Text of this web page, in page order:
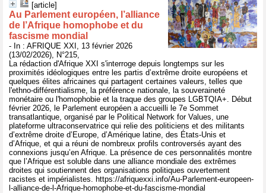
[article]
Au Parlement européen, l’alliance
de l’Afrique homophobe et du
fascisme mondial
- In : AFRIQUE XXI, 13 février 2026
(13/02/2026), N°215,
La rédaction d'Afrique XXI s'interroge depuis longtemps sur les
proximités idéologiques entre les partis d’extrême droite européens et
quelques élites africaines qui partagent certaines valeurs, telles que
l'ethno-différentialisme, la préférence nationale, la souveraineté
monétaire ou l'homophobie et la traque des groupes LGBTQIA+. Début
février 2026, le Parlement européen a accueilli le 7e Sommet
transatlantique, organisé par le Political Network for Values, une
plateforme ultraconservatrice qui relie des politiciens et des militants
d’extrême droite d’Europe, d’Amérique latine, des États-Unis et
d’Afrique, et qui a réuni de nombreux profils controversés ayant des
connexions jusqu’en Afrique. La présence de ces personnalités montre
que l’Afrique est soluble dans une alliance mondiale des extrêmes
droites qui soutiennent des organisations politiques ouvertement
racistes et impérialistes. https://afriquexxi.info/Au-Parlement-europeen-
l-alliance-de-l-Afrique-homophobe-et-du-fascisme-mondial